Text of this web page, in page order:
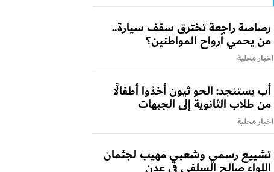
رصاصة راجعة تخترق سقف سيارة..
من يحمي أرواح المواطنين؟
اخبار محلية
أب يستنجد: الحو ثيون أخذوا أطفالًا
من طلاب الثانوية إلى الجبهات
اخبار محلية
تشييع رسمي وشعبي مهيب لجثمان